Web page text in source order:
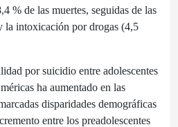
% de las muertes, seguidas de las
la intoxicación por drogas (4,5
por suicidio entre adolescentes
ha aumentado en las
disparidades demográficas
entre los preadolescentes